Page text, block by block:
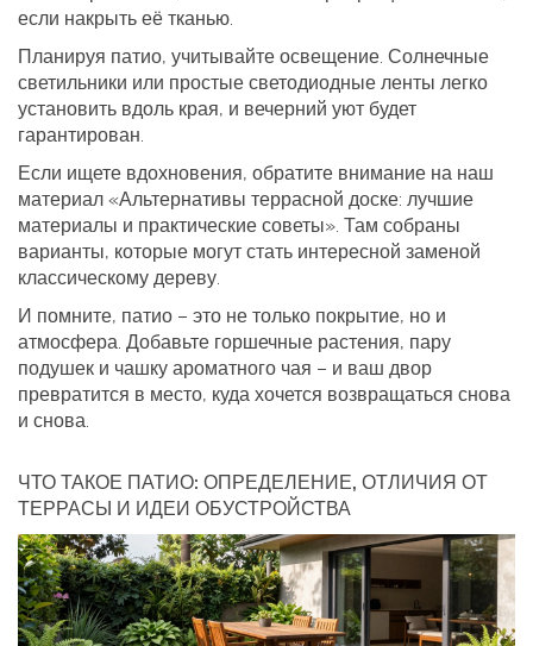
если накрыть её тканью.
Планируя патио, учитывайте освещение. Солнечные
светильники или простые светодиодные ленты легко
установить вдоль края, и вечерний уют будет
гарантирован.
Если ищете вдохновения, обратите внимание на наш
материал «Альтернативы террасной доске: лучшие
материалы и практические советы». Там собраны
варианты, которые могут стать интересной заменой
классическому дереву.
И помните, патио – это не только покрытие, но и
атмосфера. Добавьте горшечные растения, пару
подушек и чашку ароматного чая – и ваш двор
превратится в место, куда хочется возвращаться снова
и снова.
ЧТО ТАКОЕ ПАТИО: ОПРЕДЕЛЕНИЕ, ОТЛИЧИЯ ОТ
ТЕРРАСЫ И ИДЕИ ОБУСТРОЙСТВА